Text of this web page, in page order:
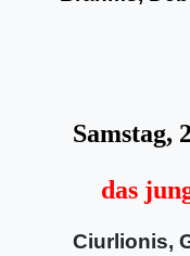
Samstag,
das
Ciurlionis,